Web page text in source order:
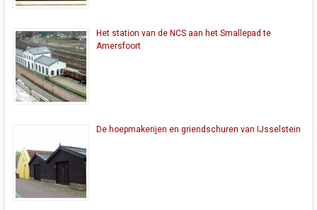
Het station van de NCS aan het Smallepad te
Amersfoort
De hoepmakerijen en griendschuren van IJsselstein